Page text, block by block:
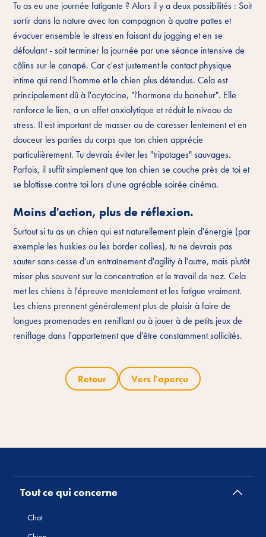
Tu as eu une journée fatigante ? Alors il y a deux possibilités : Soit
sortir dans la nature avec ton compagnon à quatre pattes et
évacuer ensemble le stress en faisant du jogging et en se
défoulant - soit terminer la journée par une séance intensive de
câlins sur le canapé. Car c'est justement le contact physique
intime qui rend l'homme et le chien plus détendus. Cela est
principalement dû à l'ocytocine, "l'hormone du bonehur". Elle
renforce le lien, a un effet anxiolytique et réduit le niveau de
stress. Il est important de masser ou de caresser lentement et en
douceur les parties du corps que ton chien apprécie
particulièrement. Tu devrais éviter les "tripotages" sauvages.
Parfois, il suffit simplement que ton chien se couche près de toi et
se blottisse contre toi lors d'une agréable soirée cinéma.
Moins d'action, plus de réflexion.
Surtout si tu as un chien qui est naturellement plein d'énergie (par
exemple les huskies ou les border collies), tu ne devrais pas
sauter sans cesse d'un entraînement d'agility à l'autre, mais plutôt
miser plus souvent sur la concentration et le travail de nez. Cela
met les chiens à l'épreuve mentalement et les fatigue vraiment.
Les chiens prennent généralement plus de plaisir à faire de
longues promenades en reniflant ou à jouer à de petits jeux de
reniflage dans l'appartement que d'être constamment sollicités.
Retour Vers l'aperçu
Tout ce qui concerne
Chat